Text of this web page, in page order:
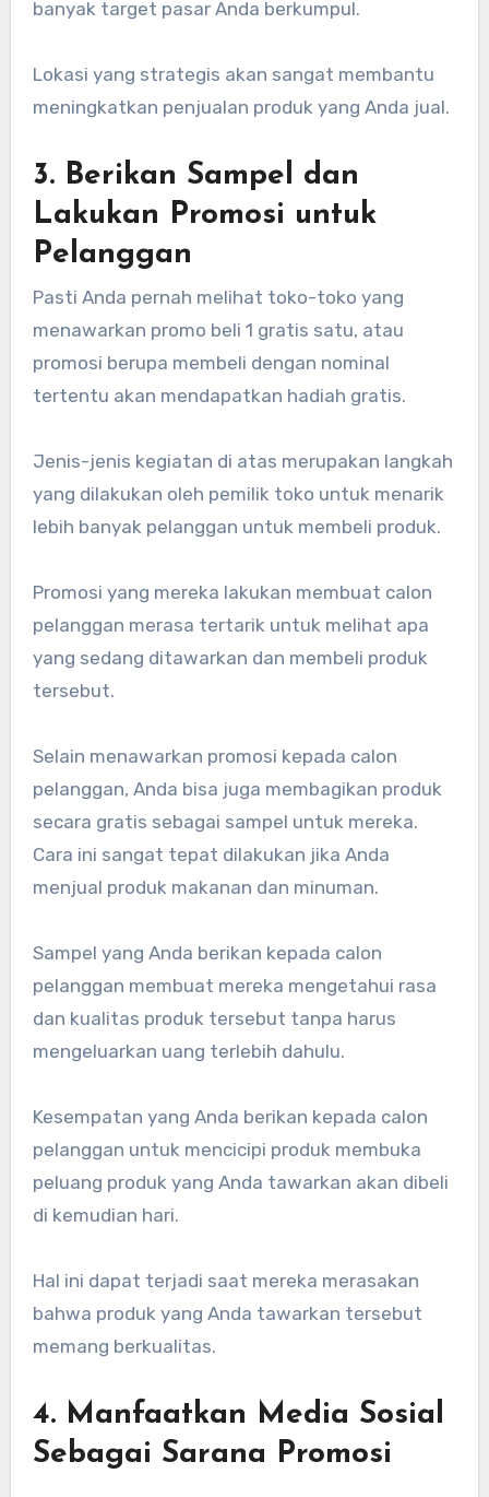
banyak target pasar Anda berkumpul.
Lokasi yang strategis akan sangat membantu
meningkatkan penjualan produk yang Anda jual.
3. Berikan Sampel dan
Lakukan Promosi untuk
Pelanggan
Pasti Anda pernah melihat toko-toko yang
menawarkan promo beli 1 gratis satu, atau
promosi berupa membeli dengan nominal
tertentu akan mendapatkan hadiah gratis.
Jenis-jenis kegiatan di atas merupakan langkah
yang dilakukan oleh pemilik toko untuk menarik
lebih banyak pelanggan untuk membeli produk.
Promosi yang mereka lakukan membuat calon
pelanggan merasa tertarik untuk melihat apa
yang sedang ditawarkan dan membeli produk
tersebut.
Selain menawarkan promosi kepada calon
pelanggan, Anda bisa juga membagikan produk
secara gratis sebagai sampel untuk mereka.
Cara ini sangat tepat dilakukan jika Anda
menjual produk makanan dan minuman.
Sampel yang Anda berikan kepada calon
pelanggan membuat mereka mengetahui rasa
dan kualitas produk tersebut tanpa harus
mengeluarkan uang terlebih dahulu.
Kesempatan yang Anda berikan kepada calon
pelanggan untuk mencicipi produk membuka
peluang produk yang Anda tawarkan akan dibeli
di kemudian hari.
Hal ini dapat terjadi saat mereka merasakan
bahwa produk yang Anda tawarkan tersebut
memang berkualitas.
4. Manfaatkan Media Sosial
Sebagai Sarana Promosi